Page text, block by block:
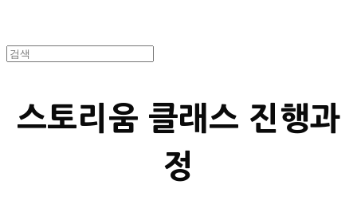
스토리움 클래스 진행과
정